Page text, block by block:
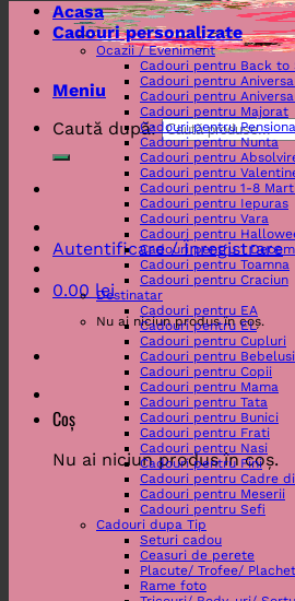
Meniu
Caută după:
Autentificare / Înregistrare
0.00 lei
Nu ai niciun produs în coș.
Coș
Nu ai niciun produs în coș.
Acasa
Cadouri personalizate
Ocazii / Eveniment
Cadouri pentru Back to
Cadouri pentru
Cadouri pentru
Cadouri pentru Majorat
Cadouri pentru
Cadouri pentru Nunta
Cadouri pentru
Cadouri pentru
Cadouri pentru 1-8
Cadouri pentru Iepuras
Cadouri pentru Vara
Cadouri pentru
Cadouri pentru 1
Cadouri pentru Toamna
Cadouri pentru Craciun
Destinatar
Cadouri pentru EA
Cadouri pentru EL
Cadouri pentru Cupluri
Cadouri pentru Bebelusi
Cadouri pentru Copii
Cadouri pentru Mama
Cadouri pentru Tata
Cadouri pentru Bunici
Cadouri pentru Frati
Cadouri pentru Nasi
Cadouri pentru Fini
Cadouri pentru Cadre
Cadouri pentru Meserii
Cadouri pentru Sefi
Cadouri dupa Tip
Seturi cadou
Ceasuri de perete
Placute/ Trofee/
Rame foto